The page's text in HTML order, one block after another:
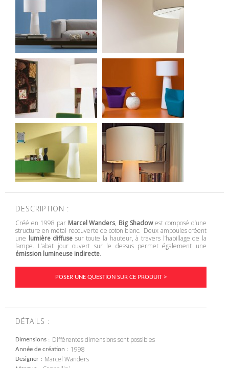
DESCRIPTION :
Créé en 1998 parMarcel Wanders, Big Shadowest composé d’une
structure en métal recouverte de coton blanc. Deux ampoules créent
une lumière diffuse sur toute la hauteur, à travers l’habillage de la
lampe. L’abat jour ouvert sur le dessus permet également une
émission lumineuse indirecte.
POSER UNE QUESTION SUR CE PRODUIT >
DÉTAILS :
Dimensions Différentes dimensions sont possibles
Année de création 1998
Designer Marcel Wanders